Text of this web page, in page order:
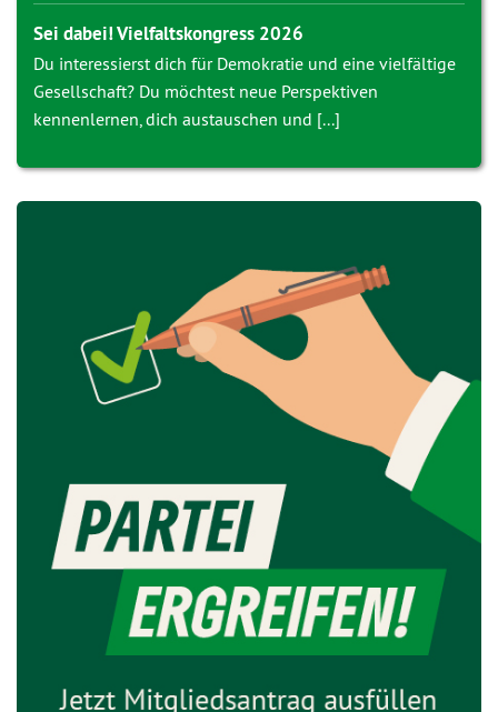
Sei dabei! Vielfaltskongress 2026
Du interessierst dich für Demokratie und eine vielfältige
Gesellschaft? Du möchtest neue Perspektiven
kennenlernen, dich austauschen und [...]